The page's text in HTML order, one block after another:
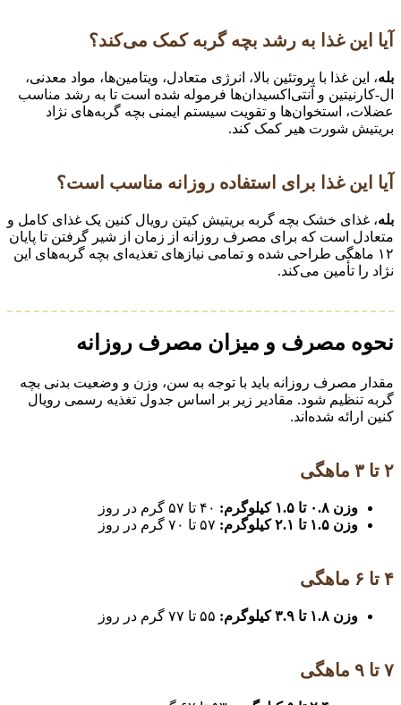
آیا این غذا به رشد بچه گربه کمک می‌کند؟
بله، این غذا با پروتئین بالا، انرژی متعادل، ویتامین‌ها، مواد معدنی،
ال-کارنیتین و آنتی‌اکسیدان‌ها فرموله شده است تا به رشد مناسب
عضلات، استخوان‌ها و تقویت سیستم ایمنی بچه گربه‌های نژاد
بریتیش شورت هیر کمک کند.
آیا این غذا برای استفاده روزانه مناسب است؟
بله، غذای خشک بچه گربه بریتیش کیتن رویال کنین یک غذای کامل و
متعادل است که برای مصرف روزانه از زمان از شیر گرفتن تا پایان
۱۲ ماهگی طراحی شده و تمامی نیازهای تغذیه‌ای بچه گربه‌های این
نژاد را تأمین می‌کند.
نحوه مصرف و میزان مصرف روزانه
مقدار مصرف روزانه باید با توجه به سن، وزن و وضعیت بدنی بچه
گربه تنظیم شود. مقادیر زیر بر اساس جدول تغذیه رسمی رویال
کنین ارائه شده‌اند.
۲ تا ۳ ماهگی
وزن ۰.۸ تا ۱.۵ کیلوگرم:
وزن ۱.۵ تا ۲.۱ کیلوگرم:
۴ تا ۶ ماهگی
وزن ۱.۸ تا ۳.۹ کیلوگرم:
۷ تا ۹ ماهگی